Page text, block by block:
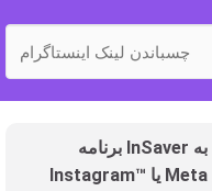
برنامه InSaver یک ابزار مستقل است و هیچ وابستگی به